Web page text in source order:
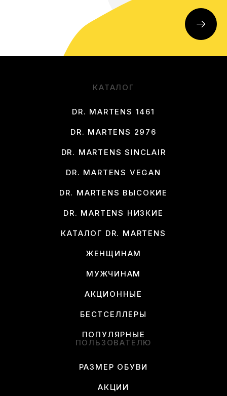
КАТАЛОГ
DR. MARTENS 1461
DR. MARTENS 2976
DR. MARTENS SINCLAIR
DR. MARTENS VEGAN
DR. MARTENS ВЫСОКИЕ
DR. MARTENS НИЗКИЕ
КАТАЛОГ DR. MARTENS
ЖЕНЩИНАМ
МУЖЧИНАМ
АКЦИОННЫЕ
БЕСТСЕЛЛЕРЫ
ПОПУЛЯРНЫЕ
ПОЛЬЗОВАТЕЛЮ
РАЗМЕР ОБУВИ
АКЦИИ